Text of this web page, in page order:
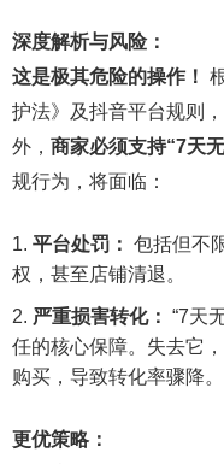
深度解析与风险：
这是极其危险的操作！
护法》及抖音平台规则
外， 商家必须支持“7天
规行为，将面临：
平台处罚： 包括但不
权，甚至店铺清退。
严重损害转化： “7天
任的核心保障。失去它
购买，导致转化率骤降。
更优策略：